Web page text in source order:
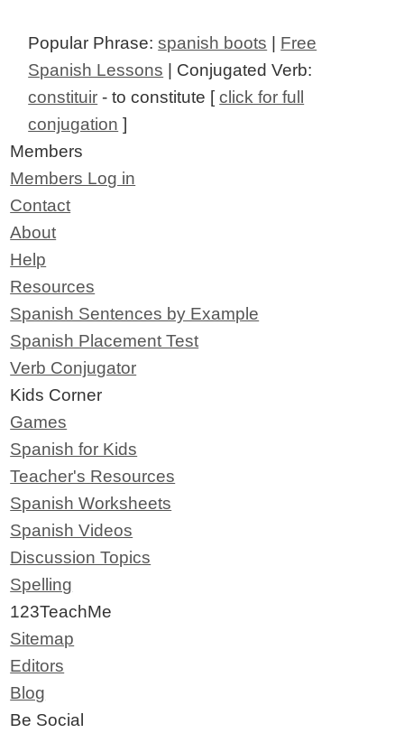
Popular Phrase:spanish boots | Free
Spanish Lessons | Conjugated Verb:
constituir - to constitute [click for full
conjugation ]
Members
Members Log in
Contact
About
Help
Resources
Spanish Sentences by Example
Spanish Placement Test
Verb Conjugator
Kids Corner
Games
Spanish for Kids
Teacher's Resources
Spanish Worksheets
Spanish Videos
Discussion Topics
Spelling
123TeachMe
Sitemap
Editors
Blog
Be Social